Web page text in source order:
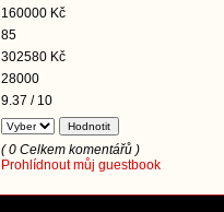
160000 Kč
85
302580 Kč
28000
9.37 / 10
( 0 Celkem komentářů )
Prohlídnout můj guestbook